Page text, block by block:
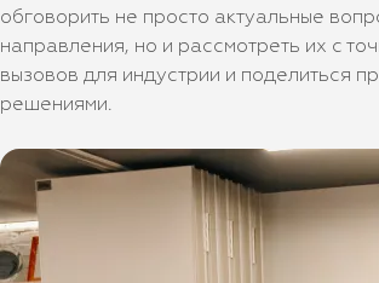
обговорить не просто актуальные
направления, но и рассмотреть их с
вызовов для индустрии и поделиться
решениями.